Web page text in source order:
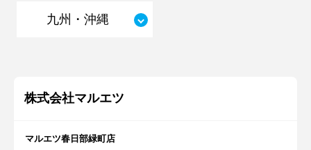
九州・沖縄
株式会社マルエツ
マルエツ春日部緑町店